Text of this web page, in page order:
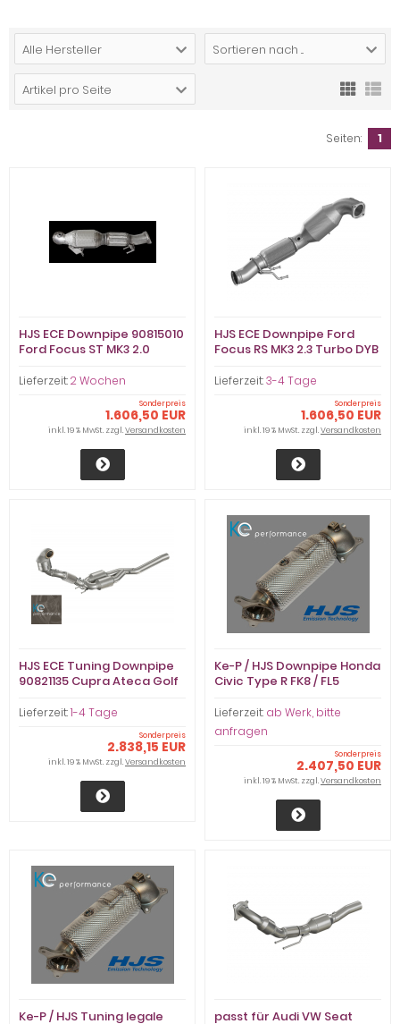
Alle Hersteller Sortieren nach ...
Artikel pro Seite
Seiten: 1
HJS ECE Downpipe 90815010
Ford Focus ST MK3 2.0
Lieferzeit:2 Wochen
Sonderpreis
1.606,50 EUR
inkl. 19 % MwSt. zzgl.Versandkosten
HJS ECE Downpipe Ford
Focus RS MK3 2.3 Turbo DYB
Lieferzeit:3-4 Tage
Sonderpreis
1.606,50 EUR
inkl. 19 % MwSt. zzgl.Versandkosten
HJS ECE Tuning Downpipe
90821135 Cupra Ateca Golf
Lieferzeit:1-4 Tage
Sonderpreis
2.838,15 EUR
inkl. 19 % MwSt. zzgl.Versandkosten
Ke-P / HJS Downpipe Honda
Civic Type R FK8 / FL5
TÜV
Lieferzeit: ab Werk, bitte
anfragen
Sonderpreis
2.407,50 EUR
inkl. 19 % MwSt. zzgl.Versandkosten
Ke-P / HJS Tuning legale
passt für Audi VW Seat